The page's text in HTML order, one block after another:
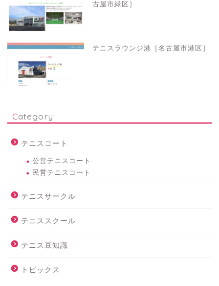
古屋市緑区］
テニスラウンジ港［名古屋市港区］
Category
テニスコート
公営テニスコート
民営テニスコート
テニスサークル
テニススクール
テニス豆知識
トピックス